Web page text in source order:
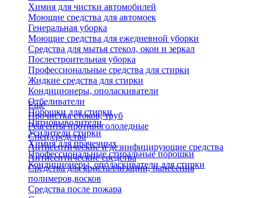
Химия для чистки автомобилей
Моющие средства для автомоек
Генеральная уборка
Моющие средства для ежедневной уборки
Средства для мытья стекол, окон и зеркал
Послестроительная уборка
Профессиональные средства для стирки
Жидкие средства для стирки
Кондиционеры, ополаскиватели
Отбеливатели
Порошки для стирки
Пятновыводители
Усилители стирки
Химия для прачечных
Профессиональные стиральные порошки
Кондиционеры, ополаскиватели для стирки
Еще
Прочистка стоков, труб
Реагенты противогололедные
Спец.средства
Антисептические и дезинфицирующие средства
Антисептические средства
Средства для кристаллизации, нанесения
полимеров,восков
Средства после пожара